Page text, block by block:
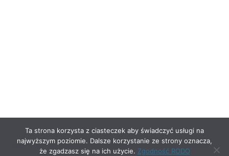
Ta strona korzysta z ciasteczek aby świadczyć usługi na
najwyższym poziomie. Dalsze korzystanie ze strony oznacza,
że zgadzasz się na ich użycie. Zgodność RODO